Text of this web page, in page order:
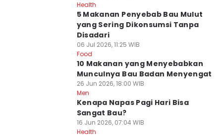
Health
5 Makanan Penyebab Bau Mulut
yang Sering Dikonsumsi Tanpa
Disadari
06 Jul 2026, 11:25 WIB
Food
10 Makanan yang Menyebabkan
Munculnya Bau Badan Menyengat
26 Jun 2026, 18:00 WIB
Men
Kenapa Napas Pagi Hari Bisa
Sangat Bau?
16 Jun 2026, 07:04 WIB
Health